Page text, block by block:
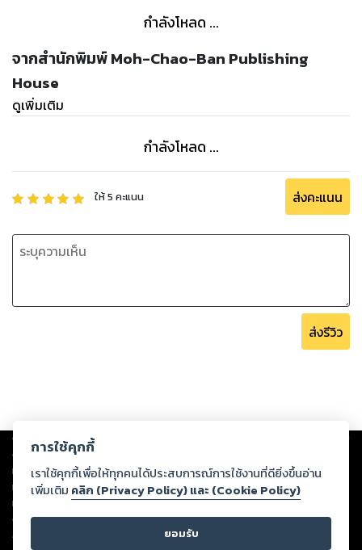
กำลังโหลด ...
จากสำนักพิมพ์ Moh-Chao-Ban Publishing
House
ดูเพิ่มเติม
กำลังโหลด ...
ให้5 คะแนน ส่งคะแนน
ส่งรีวิว
Copyright © 2026
ต่อผลงานหรือเนื้อหาใดที่อัปโหลดผ่านเว็บไซต์และปรากฏว่าละเมิดสิทธิใน
ทรัพย์สินทางปัญญาของบุคคลอื่นหรือขัดต่อกฎหมายและศีลธรรม ดังนั้น ผู้อ่าน
ทุกท่านโปรดใช้วิจารณญาณในการกลั่นกรองด้วยตนเอง และหากท่านพบว่าส่วน
หนึ่งส่วนใดขัดต่อกฎหมายและศีลธรรม กรุณาแจ้งมายังบริษัท เพื่อทีมงานจะได้
ดำเนินการในทันที ทั้งนี้ ทางสตอรี่ล็อกขอสงวนลิขสิทธิ์ตามพระราชบัญญัติ
ลิขสิทธิ์ พ.ศ. 2537 (ฉบับล่าสุด)
การใช้คุกกี้
เราใช้คุกกี้เพื่อให้ทุกคนได้ประสบการณ์การใช้งานที่ดียิ่งขึ้นอ่าน
เพิ่มเติม คลิก (Privacy Policy) และ (Cookie Policy)
ยอมรับ